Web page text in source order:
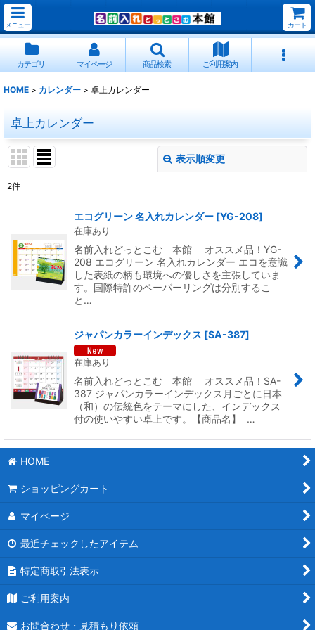
メニュー カート
カテゴリ マイページ 商品検索 ご利用案内
HOME > カレンダー > 卓上カレンダー
卓上カレンダー
表示順変更
並び順
絞り込む
2件
エコグリーン 名入れカレンダー [YG-208]
在庫あり
名前入れどっとこむ 本館 オススメ品！YG-
208 エコグリーン 名入れカレンダー エコを意識
した表紙の柄も環境への優しさを主張していま
す。国際特許のペーパーリングは分別するこ
と…
ジャパンカラーインデックス [SA-387]
在庫あり
名前入れどっとこむ 本館 オススメ品！SA-
387 ジャパンカラーインデックス月ごとに日本
（和）の伝統色をテーマにした、インデックス
付の使いやすい卓上です。【商品名】 …
HOME
ショッピングカート
マイページ
最近チェックしたアイテム
特定商取引法表示
ご利用案内
お問合わせ・見積もり依頼